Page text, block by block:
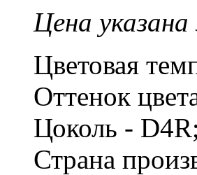
Цена
Цветовая
Оттенок
Цоколь -
Страна